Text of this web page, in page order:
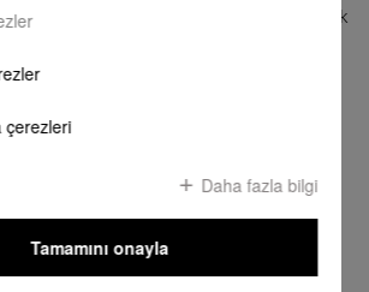
sürece, ayrı bir şekilde hesaplanabilecek
hakkımız mevcuttur.
satılan münferit parçalardan
kısmi teslimat makul olarak
belirlenmiş olan teslimat adresine
alıcıya aittir. Şayet alıcı isterse, tüm
% ½'si oranında bir ücretle kırılmaya
çerezleri
Daha fazla bilgi
Tamamını onayla